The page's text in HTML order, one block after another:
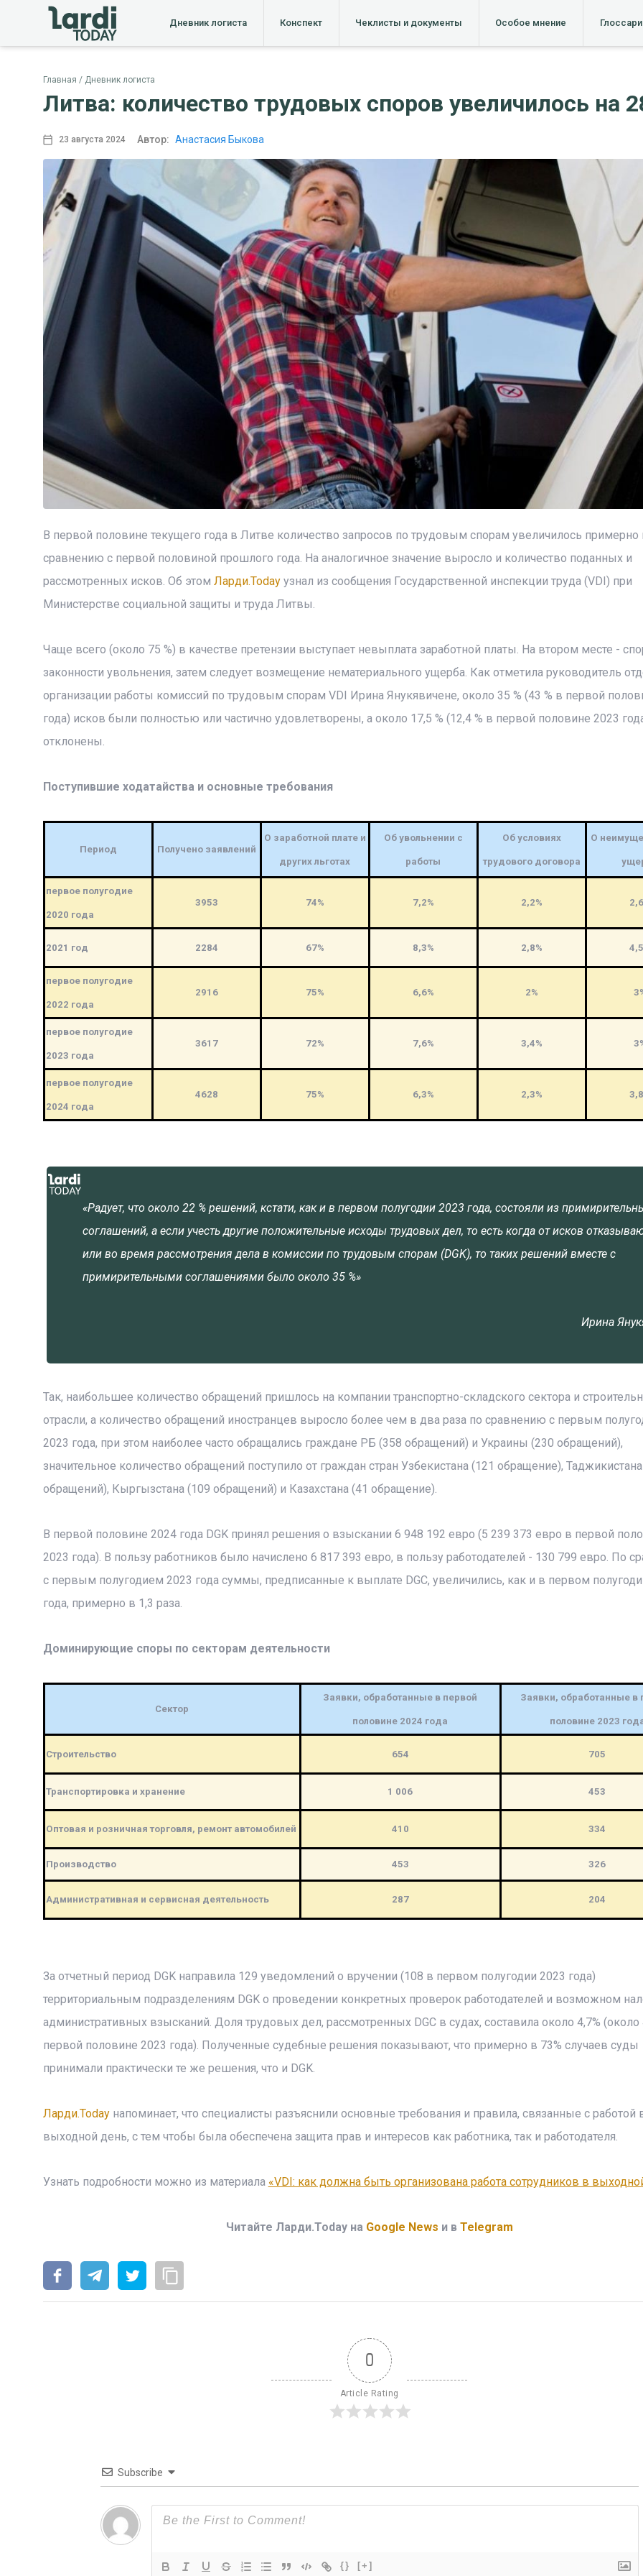
Дневник логиста Конспект Чеклисты и документы Особое мнение
Главная Дневник логиста
Литва: количество трудовых споров увеличилось на
23 августа 2024 Автор: Анастасия Быкова
В первой половине текущего года в Литве количество запросов по трудовым спорам увеличилось примерно
сравнению с первой половиной прошлого года. На аналогичное значение выросло и количество поданных и
рассмотренных исков. Об этом Ларди.Todayузнал из сообщения Государственной инспекции труда (VDI) при
Министерстве социальной защиты и труда Литвы.
Чаще всего (около 75 %) в качестве претензии выступает невыплата заработной платы. На втором месте -
законности увольнения, затем следует возмещение нематериального ущерба. Как отметила руководитель
организации работы комиссий по трудовым спорам VDI Ирина Янукявичене, около 35 % (43 % в первой
года) исков были полностью или частично удовлетворены, а около 17,5 % (12,4 % в первой половине 2023
отклонены.
Поступившие ходатайства и основные требования
Период Получено заявлений
О заработной плате и
других льготах
Об увольнении с
работы
Об условиях
трудового договора
О
первое полугодие
2020 года
3953 74% 7,2% 2,2%
2021 год 2284 67% 8,3% 2,8%
первое полугодие
2022 года
2916 75% 6,6% 2%
первое полугодие
2023 года
3617 72% 7,6% 3,4%
первое полугодие
2024 года
4628 75% 6,3% 2,3%
«Радует, что около 22 % решений, кстати, как и в первом полугодии 2023 года, состояли из
соглашений, а если учесть другие положительные исходы трудовых дел, то есть когда от исков
или во время рассмотрения дела в комиссии по трудовым спорам (DGK), то таких решений вместе с
примирительными соглашениями было около 35 %»
Ирина
Так, наибольшее количество обращений пришлось на компании транспортно-складского сектора и
отрасли, а количество обращений иностранцев выросло более чем в два раза по сравнению с первым
2023 года, при этом наиболее часто обращались граждане РБ (358 обращений) и Украины (230 обращений),
значительное количество обращений поступило от граждан стран Узбекистана (121 обращение),
обращений), Кыргызстана (109 обращений) и Казахстана (41 обращение).
В первой половине 2024 года DGK принял решения о взыскании 6 948 192 евро (5 239 373 евро в первой
2023 года). В пользу работников было начислено 6 817 393 евро, в пользу работодателей - 130 799 евро. По
с первым полугодием 2023 года суммы, предписанные к выплате DGC, увеличились, как и в первом
года, примерно в 1,3 раза.
Доминирующие споры по секторам деятельности
Сектор
Заявки, обработанные в первой
половине 2024 года
Заявки, обработанные в
половине 2023
Строительство 654 705
Транспортировка и хранение 1 006 453
Оптовая и розничная торговля, ремонт автомобилей 410 334
Производство 453 326
Административная и сервисная деятельность 287 204
За отчетный период DGK направила 129 уведомлений о вручении (108 в первом полугодии 2023 года)
территориальным подразделениям DGK о проведении конкретных проверок работодателей и возможном
административных взысканий. Доля трудовых дел, рассмотренных DGC в судах, составила около 4,7% (около
первой половине 2023 года). Полученные судебные решения показывают, что примерно в 73% случаев суды
принимали практически те же решения, что и DGK.
Ларди.Todayнапоминает, что специалисты разъяснили основные требования и правила, связанные с работой
выходной день, с тем чтобы была обеспечена защита прав и интересов как работника, так и работодателя.
Узнать подробности можно из материала «VDI: как должна быть организована работа сотрудников в
Читайте Ларди.Today на Google News и в Telegram
0
Article Rating
Subscribe
{} [+]